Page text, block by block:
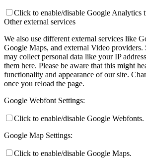
Click to enable/disable Google Analytics
Other external services
We also use different external services like
Google Maps, and external Video providers.
may collect personal data like your IP
them here. Please be aware that this might
functionality and appearance of our site.
once you reload the page.
Google Webfont Settings:
Click to enable/disable Google Webfonts.
Google Map Settings:
Click to enable/disable Google Maps.